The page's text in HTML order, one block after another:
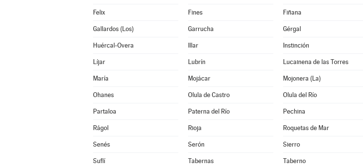
Felix Fines Fiñana
Gallardos (Los) Garrucha Gérgal
Huércal-Overa Illar Instinción
Líjar Lubrín Lucainena de las Torres
María Mojácar Mojonera (La)
Ohanes Olula de Castro Olula del Río
Partaloa Paterna del Río Pechina
Rágol Rioja Roquetas de Mar
Senés Serón Sierro
Suflí Tabernas Taberno